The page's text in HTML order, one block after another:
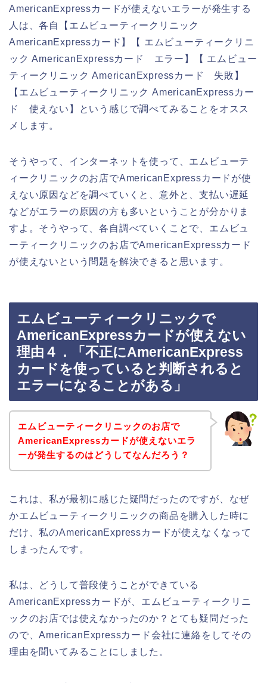
AmericanExpressカードが使えないエラーが発生する
人は、各自【エムビューティークリニック
AmericanExpressカード】【 エムビューティークリニ
ック AmericanExpressカード エラー】【 エムビュー
ティークリニック AmericanExpressカード 失敗】
【エムビューティークリニック AmericanExpressカー
ド 使えない】という感じで調べてみることをオスス
メします。
そうやって、インターネットを使って、エムビューテ
ィークリニックのお店でAmericanExpressカードが使
えない原因などを調べていくと、意外と、支払い遅延
などがエラーの原因の方も多いということが分かりま
すよ。そうやって、各自調べていくことで、エムビュ
ーティークリニックのお店でAmericanExpressカード
が使えないという問題を解決できると思います。
エムビューティークリニックで
AmericanExpressカードが使えない
理由４．「不正にAmericanExpress
カードを使っていると判断されると
エラーになることがある」
エムビューティークリニックのお店で
AmericanExpressカードが使えないエラ
ーが発生するのはどうしてなんだろう？
これは、私が最初に感じた疑問だったのですが、なぜ
かエムビューティークリニックの商品を購入した時に
だけ、私のAmericanExpressカードが使えなくなって
しまったんです。
私は、どうして普段使うことができている
AmericanExpressカードが、エムビューティークリニ
ックのお店では使えなかったのか？とても疑問だった
ので、AmericanExpressカード会社に連絡をしてその
理由を聞いてみることにしました。